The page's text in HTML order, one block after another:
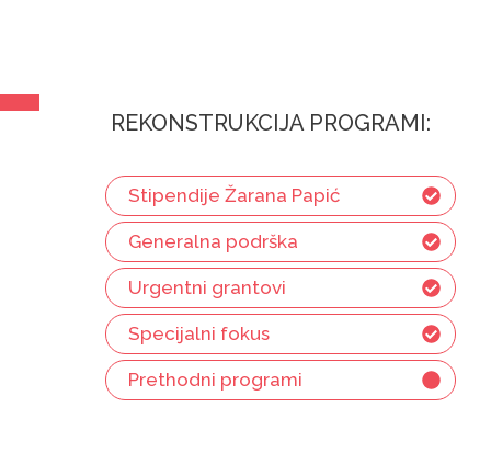
REKONSTRUKCIJA PROGRAMI:
Stipendije Žarana Papić
Generalna podrška
Urgentni grantovi
Specijalni fokus
Prethodni programi